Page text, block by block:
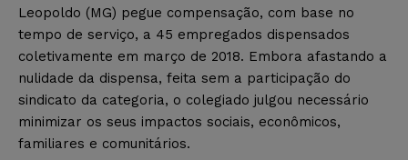
Leopoldo (MG) pegue compensação, com base no
tempo de serviço, a 45 empregados dispensados
coletivamente em março de 2018. Embora afastando a
nulidade da dispensa, feita sem a participação do
sindicato da categoria, o colegiado julgou necessário
minimizar os seus impactos sociais, econômicos,
familiares e comunitários.